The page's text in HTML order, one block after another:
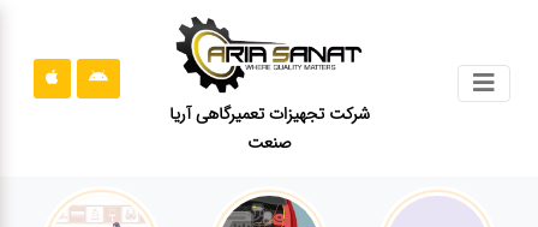
شرکت تجهیزات تعمیرگاهی آریا
صنعت
قوانین